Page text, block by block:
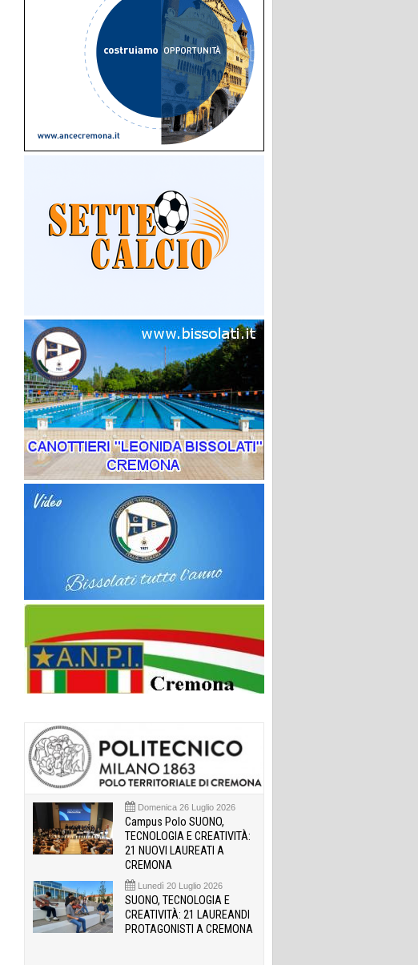
Domenica 26 Luglio 2026
Campus Polo SUONO,
TECNOLOGIA E CREATIVITÀ:
21 NUOVI LAUREATI A
CREMONA
Lunedì 20 Luglio 2026
SUONO, TECNOLOGIA E
CREATIVITÀ: 21 LAUREANDI
PROTAGONISTI A CREMONA